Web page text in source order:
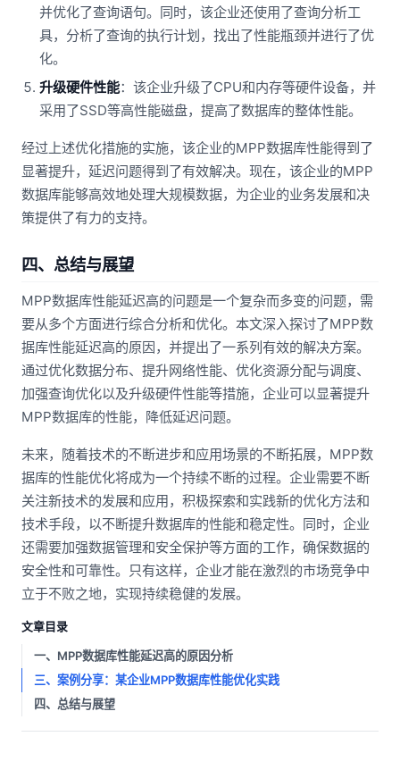
并优化了查询语句。同时，该企业还使用了查询分析工
具，分析了查询的执行计划，找出了性能瓶颈并进行了优
化。
升级硬件性能：该企业升级了CPU和内存等硬件设备，并
采用了SSD等高性能磁盘，提高了数据库的整体性能。
经过上述优化措施的实施，该企业的MPP数据库性能得到了
显著提升，延迟问题得到了有效解决。现在，该企业的MPP
数据库能够高效地处理大规模数据，为企业的业务发展和决
策提供了有力的支持。
四、总结与展望
MPP数据库性能延迟高的问题是一个复杂而多变的问题，需
要从多个方面进行综合分析和优化。本文深入探讨了MPP数
据库性能延迟高的原因，并提出了一系列有效的解决方案。
通过优化数据分布、提升网络性能、优化资源分配与调度、
加强查询优化以及升级硬件性能等措施，企业可以显著提升
MPP数据库的性能，降低延迟问题。
未来，随着技术的不断进步和应用场景的不断拓展，MPP数
据库的性能优化将成为一个持续不断的过程。企业需要不断
关注新技术的发展和应用，积极探索和实践新的优化方法和
技术手段，以不断提升数据库的性能和稳定性。同时，企业
还需要加强数据管理和安全保护等方面的工作，确保数据的
安全性和可靠性。只有这样，企业才能在激烈的市场竞争中
立于不败之地，实现持续稳健的发展。
文章目录
一、MPP数据库性能延迟高的原因分析
三、案例分享：某企业MPP数据库性能优化实践
四、总结与展望